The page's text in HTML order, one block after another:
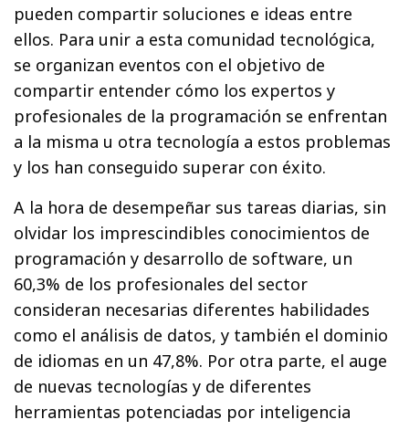
pueden compartir soluciones e ideas entre
ellos. Para unir a esta comunidad tecnológica,
se organizan eventos con el objetivo de
compartir entender cómo los expertos y
profesionales de la programación se enfrentan
a la misma u otra tecnología a estos problemas
y los han conseguido superar con éxito.
A la hora de desempeñar sus tareas diarias, sin
olvidar los imprescindibles conocimientos de
programación y desarrollo de software, un
60,3% de los profesionales del sector
consideran necesarias diferentes habilidades
como el análisis de datos, y también el dominio
de idiomas en un 47,8%. Por otra parte, el auge
de nuevas tecnologías y de diferentes
herramientas potenciadas por inteligencia